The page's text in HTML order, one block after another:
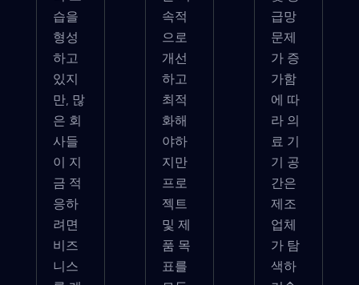
습을
형성
하고
있지
만, 많
은 회
사들
이 지
금 적
응하
려면
비즈
니스
속적
으로
개선
하고
최적
화해
야하
지만
프로
젝트
및 제
품 목
표를
급망
문제
가 증
가함
에 따
라 의
료 기
기 공
간은
제조
업체
가 탐
색하